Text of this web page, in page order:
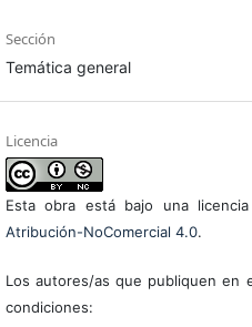
Sección
Temática general
Licencia
Esta obra está bajo una licencia
Atribución-NoComercial 4.0.
Los autores/as que publiquen en
condiciones: